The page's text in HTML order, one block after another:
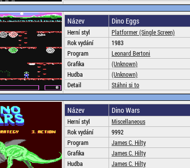
Název Dino Eggs
Herní styl
Platformer (Single Screen)
Rok vydání
1983
Program
Leonard Bertoni
Grafika
(Unknown)
Hudba
(Unknown)
Detail
Stáhni si to
Název Dino Wars
Herní styl
Miscellaneous
Rok vydání
9992
Program
James C. Hilty
Grafika
James C. Hilty
Hudba
James C. Hilty